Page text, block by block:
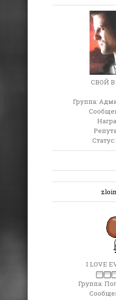
СВОЙ
Группа:
Статус:
I LOVE
Группа: